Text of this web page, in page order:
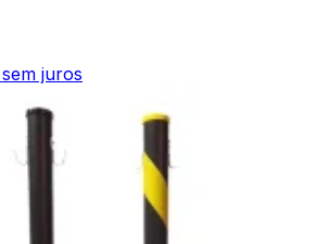
sem juros